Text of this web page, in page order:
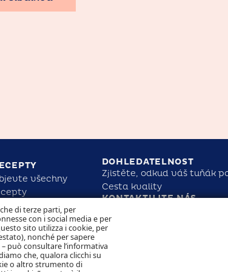
di terze parti, per
con i social media e per
sito utilizza i cookie, per
nonché per sapere
può consultare l’informativa
che, qualora clicchi su
o altro strumento di
všechny
DOHLEDATELNOST
Zjistěte, odkud váš tuňák
Cesta kvality
KONTAKTUJTE NÁS
OCHRANA OSOBNÍCH
Sledujte nás